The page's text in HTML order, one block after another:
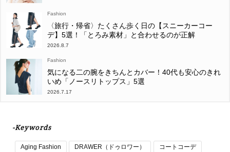
Fashion
〈旅行・帰省〉たくさん歩く日の【スニーカーコー
デ】5選！「とろみ素材」と合わせるのが正解
2026.8.7
Fashion
気になる二の腕をきちんとカバー！40代も安心のきれ
いめ「ノースリトップス」5選
2026.7.17
-Keywords
Aging Fashion DRAWER（ドゥロワー） コートコーデ